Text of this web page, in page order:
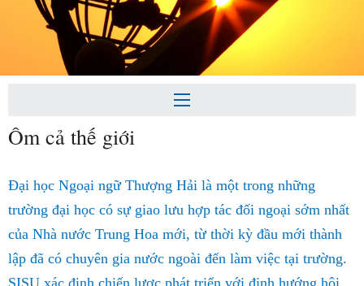
Ôm cả thế giới
Đại học Ngoại ngữ Thượng Hải là một trong những
trường đại học có sự giao lưu hợp tác đối ngoại sớm nhất
của Nhà nước Trung Hoa mới, từ thời kỳ đầu mới thành
lập đã có chuyên gia nước ngoài đến làm việc tại trường.
SISU xác định chiến lược phát triển với định hướng hội